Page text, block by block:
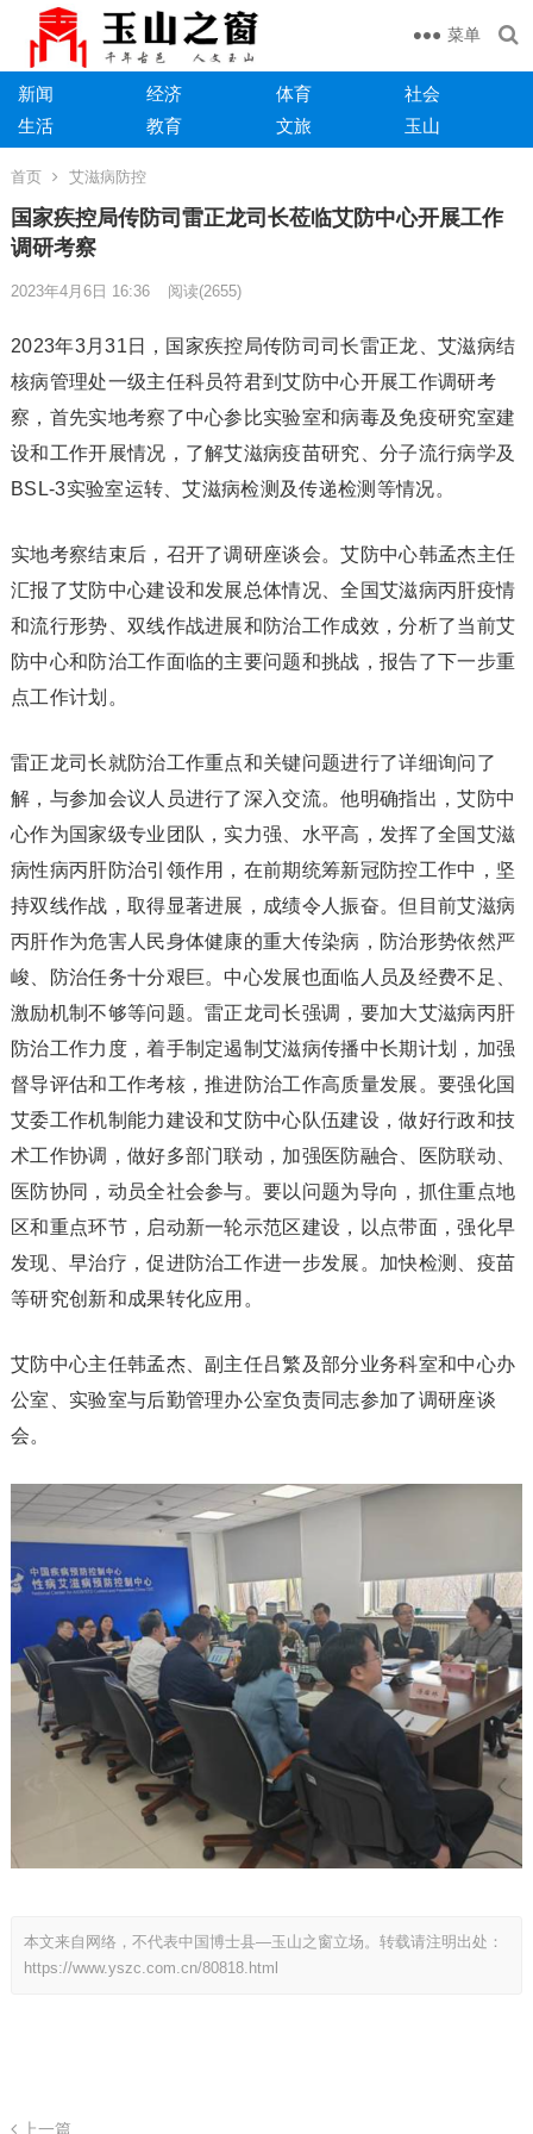
菜单
新闻 经济 体育
社会
生活
教育 文旅 玉山
首页 艾滋病防控
国家疾控局传防司雷正龙司长莅临艾防中心开展工作
调研考察
2023年4月6日 16:36 阅读(2655)
2023年3月31日，国家疾控局传防司司长雷正龙、艾滋病结
核病管理处一级主任科员符君到艾防中心开展工作调研考
察，首先实地考察了中心参比实验室和病毒及免疫研究室建
设和工作开展情况，了解艾滋病疫苗研究、分子流行病学及
BSL-3实验室运转、艾滋病检测及传递检测等情况。
实地考察结束后，召开了调研座谈会。艾防中心韩孟杰主任
汇报了艾防中心建设和发展总体情况、全国艾滋病丙肝疫情
和流行形势、双线作战进展和防治工作成效，分析了当前艾
防中心和防治工作面临的主要问题和挑战，报告了下一步重
点工作计划。
雷正龙司长就防治工作重点和关键问题进行了详细询问了
解，与参加会议人员进行了深入交流。他明确指出，艾防中
心作为国家级专业团队，实力强、水平高，发挥了全国艾滋
病性病丙肝防治引领作用，在前期统筹新冠防控工作中，坚
持双线作战，取得显著进展，成绩令人振奋。但目前艾滋病
丙肝作为危害人民身体健康的重大传染病，防治形势依然严
峻、防治任务十分艰巨。中心发展也面临人员及经费不足、
激励机制不够等问题。雷正龙司长强调，要加大艾滋病丙肝
防治工作力度，着手制定遏制艾滋病传播中长期计划，加强
督导评估和工作考核，推进防治工作高质量发展。要强化国
艾委工作机制能力建设和艾防中心队伍建设，做好行政和技
术工作协调，做好多部门联动，加强医防融合、医防联动、
医防协同，动员全社会参与。要以问题为导向，抓住重点地
区和重点环节，启动新一轮示范区建设，以点带面，强化早
发现、早治疗，促进防治工作进一步发展。加快检测、疫苗
等研究创新和成果转化应用。
艾防中心主任韩孟杰、副主任吕繁及部分业务科室和中心办
公室、实验室与后勤管理办公室负责同志参加了调研座谈
会。
本文来自网络，不代表中国博士县—玉山之窗立场。转载请注明出处：
https://www.yszc.com.cn/80818.html
上一篇